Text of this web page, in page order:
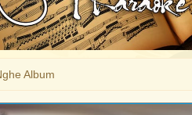
Album